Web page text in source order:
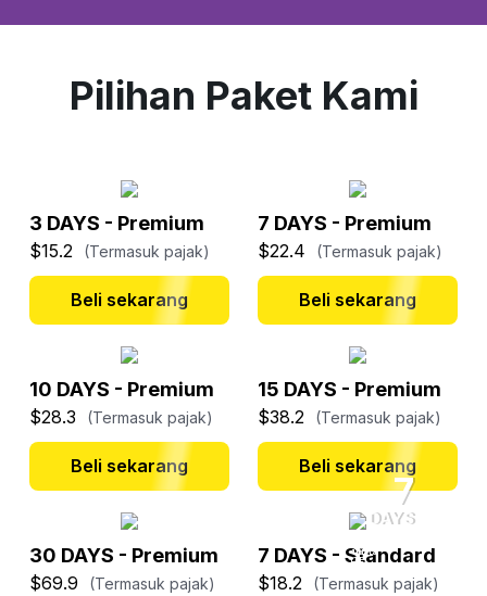
Pilihan Paket Kami
3 DAYS - Premium
$15.2 (Termasuk pajak)
Beli sekarang
7 DAYS - Premium
$22.4 (Termasuk pajak)
Beli sekarang
10 DAYS - Premium
$28.3 (Termasuk pajak)
Beli sekarang
15 DAYS - Premium
$38.2 (Termasuk pajak)
Beli sekarang
30 DAYS - Premium
$69.9 (Termasuk pajak)
7
DAYS
4G
LTE
data
7 DAYS - Standard
$18.2 (Termasuk pajak)